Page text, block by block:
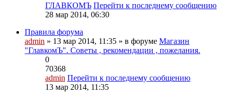
ГЛАВКОМЪ Перейти к последнему сообщению
28 мар 2014, 06:30
Правила форума
admin » 13 мар 2014, 11:35 » в форуме Магазин
"ГлавкомЪ". Советы , рекомендации , пожелания.
0
70368
admin Перейти к последнему сообщению
13 мар 2014, 11:35